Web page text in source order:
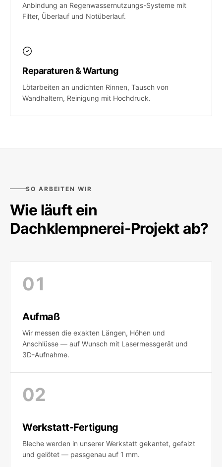
Anbindung an Regenwassernutzungs-Systeme mit
Filter, Überlauf und Notüberlauf.
Reparaturen & Wartung
Lötarbeiten an undichten Rinnen, Tausch von
Wandhaltern, Reinigung mit Hochdruck.
SO ARBEITEN WIR
Wie läuft ein
Dachklempnerei-Projekt ab?
01
Aufmaß
Wir messen die exakten Längen, Höhen und
Anschlüsse — auf Wunsch mit Lasermessgerät und
3D-Aufnahme.
02
Werkstatt-Fertigung
Bleche werden in unserer Werkstatt gekantet, gefalzt
und gelötet — passgenau auf 1 mm.